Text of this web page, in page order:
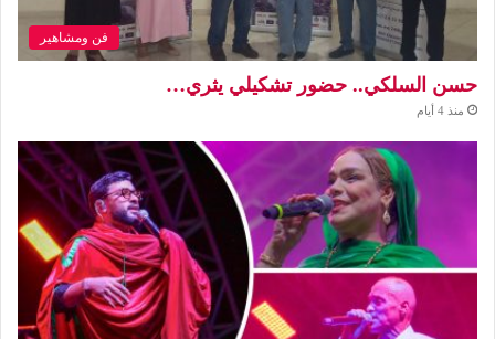
فن ومشاهير
حسن السلكي.. حضور تشكيلي يثري…
منذ 4 أيام